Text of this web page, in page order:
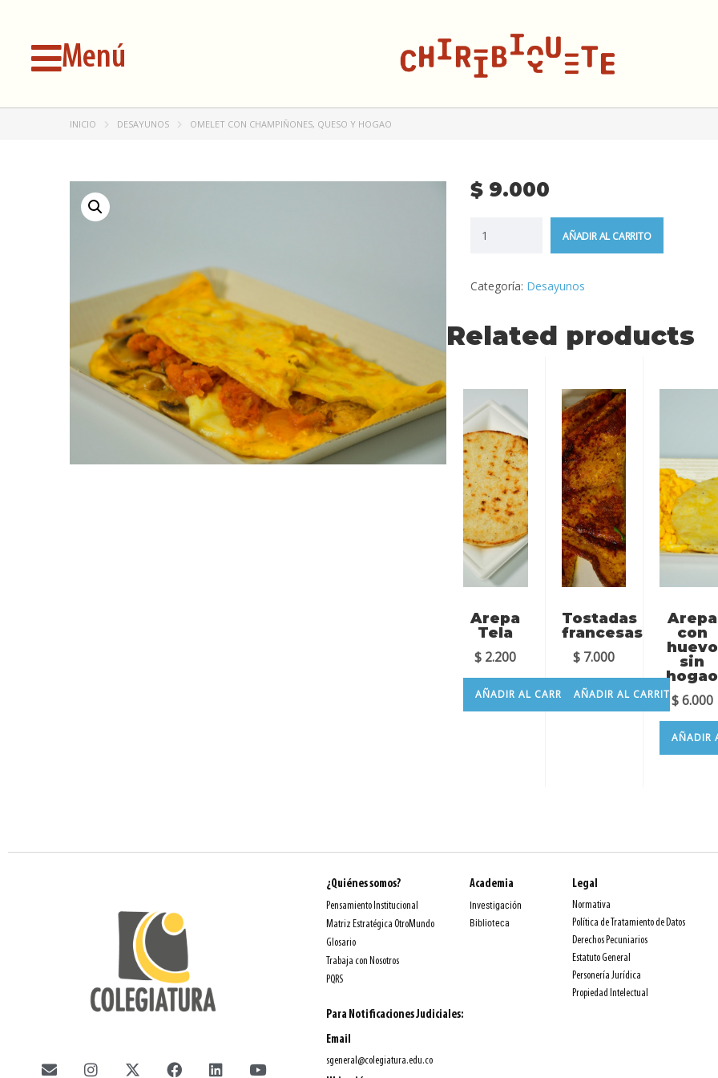
Menú
INICIO DESAYUNOS OMELET CON CHAMPIÑONES, QUESO Y HOGAO
$ 9.000
AÑADIR AL CARRITO
Categoría: Desayunos
Related products
Arepa
Tela
$ 2.200
AÑADIR AL CARRITO
Tostadas
francesas
$7.000
AÑADIR AL CARRITO
Arepa
con
huevo
sin
hogao
$6.000
AÑADIR
¿Quiénes somos? Academia
Legal
Pensamiento Institucional
Matriz Estratégica OtroMundo
Glosario
Trabaja con Nosotros
PQRS
Investigación
Biblioteca
Normativa
Política de Tratamiento de Datos
Derechos Pecuniarios
Estatuto General
Personería Jurídica
Propiedad Intelectual
Para Notificaciones Judiciales:
Email
sgeneral@colegiatura.edu.co